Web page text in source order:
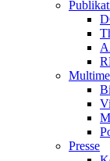
Presse